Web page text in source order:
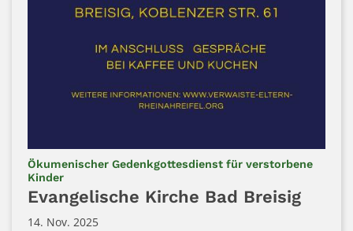
Ökumenischer Gedenkgottesdienst für verstorbene
Kinder:
Evangelische Kirche Bad Breisig
14. Nov. 2025